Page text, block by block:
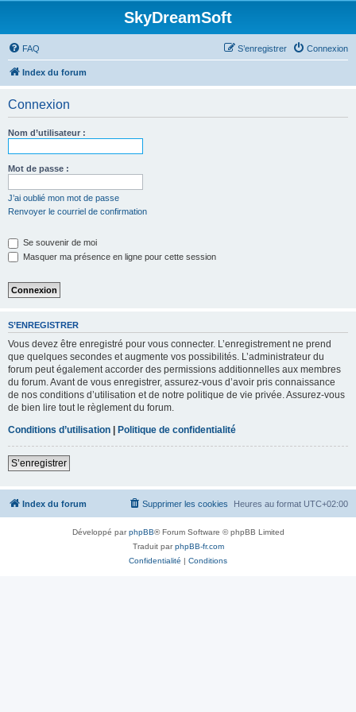
SkyDreamSoft
FAQ Connexion
S’enregistrer
Index du forum
Connexion
Nom d’utilisateur :
Mot de passe :
J’ai oublié mon mot de passe
Renvoyer le courriel de confirmation
Se souvenir de moi
Masquer ma présence en ligne pour cette session
S’ENREGISTRER
Vous devez être enregistré pour vous connecter. L’enregistrement ne prend
que quelques secondes et augmente vos possibilités. L’administrateur du
forum peut également accorder des permissions additionnelles aux membres
du forum. Avant de vous enregistrer, assurez-vous d’avoir pris connaissance
de nos conditions d’utilisation et de notre politique de vie privée. Assurez-vous
de bien lire tout le règlement du forum.
Conditions d’utilisation | Politique de confidentialité
S’enregistrer
Index du forum Heures au format UTC+02:00
Supprimer les cookies
Développé parphpBB® Forum Software © phpBB Limited
Traduit parphpBB-fr.com
Confidentialité | Conditions